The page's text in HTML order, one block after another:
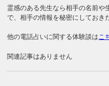
霊感のある先生なら相手の名前や
で、相手の情報を秘密にしておき
他の電話占いに関する体験談はこ
関連記事はありません